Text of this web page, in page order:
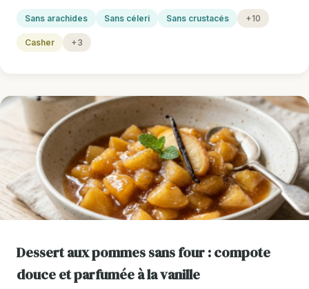
Sans arachides Sans céleri Sans crustacés +10
Casher +3
Dessert aux pommes sans four : compote
douce et parfumée à la vanille